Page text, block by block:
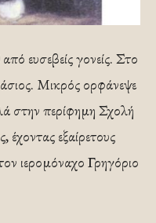
ευσεβείς γονείς. Στο
Μικρός ορφάνεψε
στην περίφημη Σχολή
εξαίρετους
ιερομόναχο Γρηγόριο